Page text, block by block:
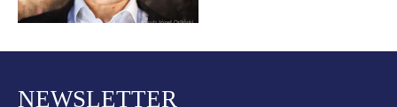
NEWSLETTER